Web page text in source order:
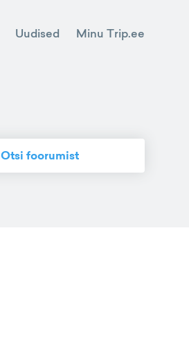
Uudised Minu Trip.ee
Otsi foorumist